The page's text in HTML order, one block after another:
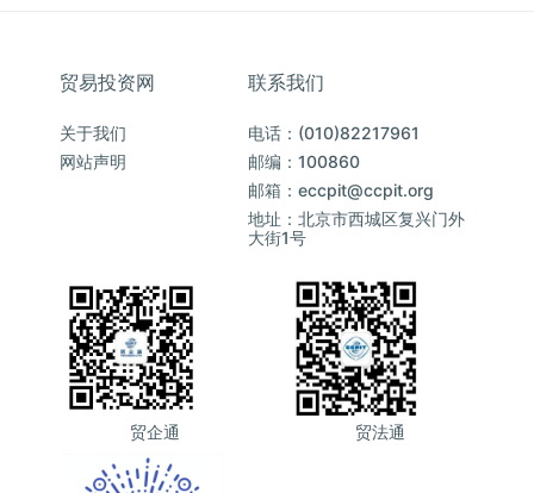
贸易投资网
关于我们
网站声明
联系我们
电话：(010)82217961
邮编：100860
邮箱：eccpit@ccpit.org
地址：北京市西城区复兴门外
大街1号
贸企通 贸法通